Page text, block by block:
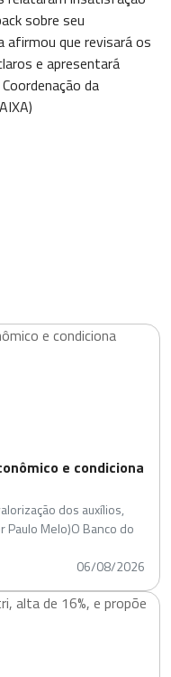
sobre seu
afirmou que revisará os
e apresentará
da
e condiciona
dos auxílios,
Paulo Melo)O Banco do
06/08/2026